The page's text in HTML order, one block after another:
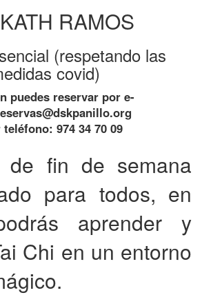
RAMOS
(respetando las
covid)
puedes reservar por e-
974 34 70 09
de fin de semana
para todos, en
aprender y
Chi en un entorno